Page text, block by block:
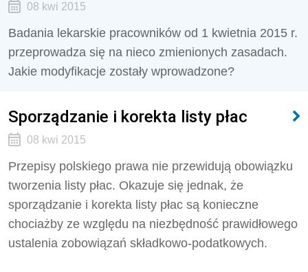
08 kwi 2015
Badania lekarskie pracowników od 1 kwietnia 2015 r.
przeprowadza się na nieco zmienionych zasadach.
Jakie modyfikacje zostały wprowadzone?
Sporządzanie i korekta listy płac
08 kwi 2015
Przepisy polskiego prawa nie przewidują obowiązku
tworzenia listy płac. Okazuje się jednak, że
sporządzanie i korekta listy płac są konieczne
chociażby ze względu na niezbędność prawidłowego
ustalenia zobowiązań składkowo-podatkowych.